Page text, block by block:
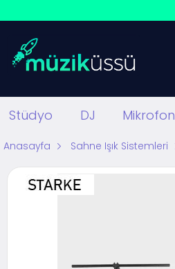
Stüdyo DJ Mikrofon
Anasayfa Sahne Işık Sistemleri